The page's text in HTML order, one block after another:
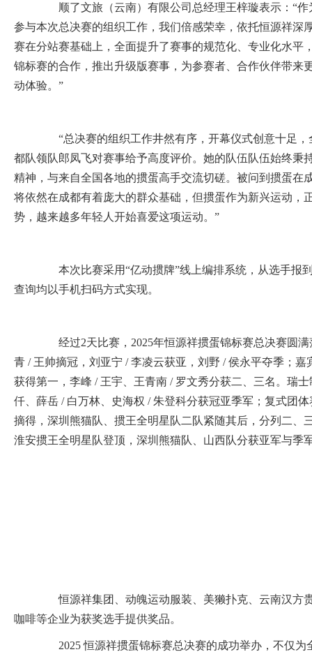
顺了文旅（云南）有限公司总经理王梓璇表示：“作
参与本次总决赛的组织工作，我们倍感荣幸，依托恒源祥深
赛在分站赛基础上，全面提升了赛事的规范化、专业化水平
锦标赛的合作，推出升级版赛事，为参赛者、合作伙伴带来
动体验。”
“总决赛的组织工作井然有序，开幕仪式创意十足，
都队领队郎凤飞对赛事给予高度评价。她的队伍队伍始终秉
精神，与来自全国各地的掼蛋高手交流切磋。被问到掼蛋在
将依然在成都有着庞大的群众基础，但掼蛋作为新兴运动，
势，越来越多年轻人开始喜爱这项运动。”
本次比赛采用“亿动掼牌”线上编排系统，从选手报
查询均以手机扫码方式实现。
经过2天比赛，2025年恒源祥掼蛋锦标赛总决赛圆满
青 / 王帅摘冠，刘亚宁 / 李凌云获亚，刘野 / 侯永平夺季；嘉
获得第一，李峰 / 王宇、王青南 / 罗文秀分获二、三名。瑞
仟、薛岳 / 白万林、史海权 / 朱登科分获冠亚季军；复式团
摘得，深圳熊猫队、掼王全明星队二队紧随其后，分列二、
淮安掼王全明星队登顶，深圳熊猫队、山西队分获亚军与季
恒源祥集团、动魄运动服装、美獭扑克、云南汉方
咖啡等企业为获奖选手提供奖品。
2025 恒源祥掼蛋锦标赛总决赛的成功举办，不仅为